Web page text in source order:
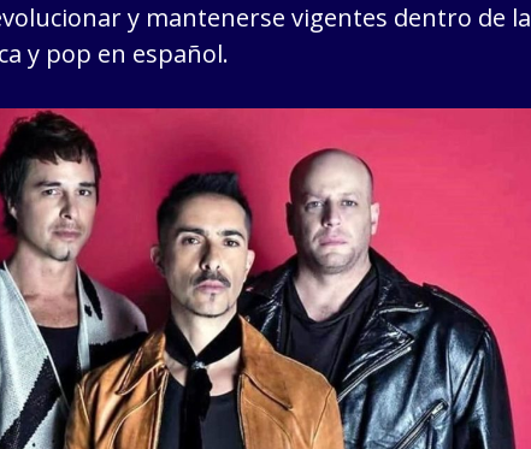
y mantenerse vigentes dentro de la
y pop en español.